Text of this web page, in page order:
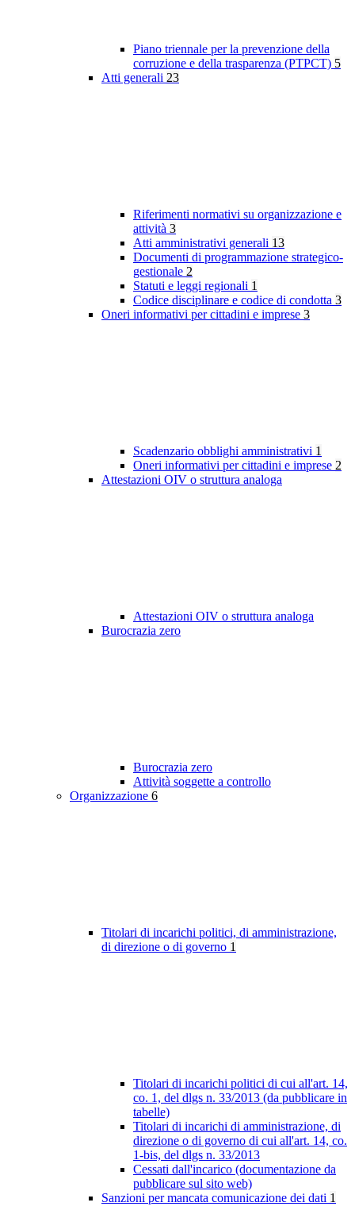
Piano triennale per la prevenzione della
corruzione e della trasparenza (PTPCT) 5
Atti generali 23
Riferimenti normativi su organizzazione e
attività 3
Atti amministrativi generali 13
Documenti di programmazione strategico-
gestionale 2
Statuti e leggi regionali 1
Codice disciplinare e codice di condotta 3
Oneri informativi per cittadini e imprese 3
Scadenzario obblighi amministrativi 1
Oneri informativi per cittadini e imprese 2
Attestazioni OIV o struttura analoga
Attestazioni OIV o struttura analoga
Burocrazia zero
Burocrazia zero
Attività soggette a controllo
Organizzazione 6
Titolari di incarichi politici, di amministrazione,
di direzione o di governo 1
Titolari di incarichi politici di cui all'art. 14,
co. 1, del dlgs n. 33/2013 (da pubblicare in
tabelle)
Titolari di incarichi di amministrazione, di
direzione o di governo di cui all'art. 14, co.
1-bis, del dlgs n. 33/2013
Cessati dall'incarico (documentazione da
pubblicare sul sito web)
Sanzioni per mancata comunicazione dei dati 1